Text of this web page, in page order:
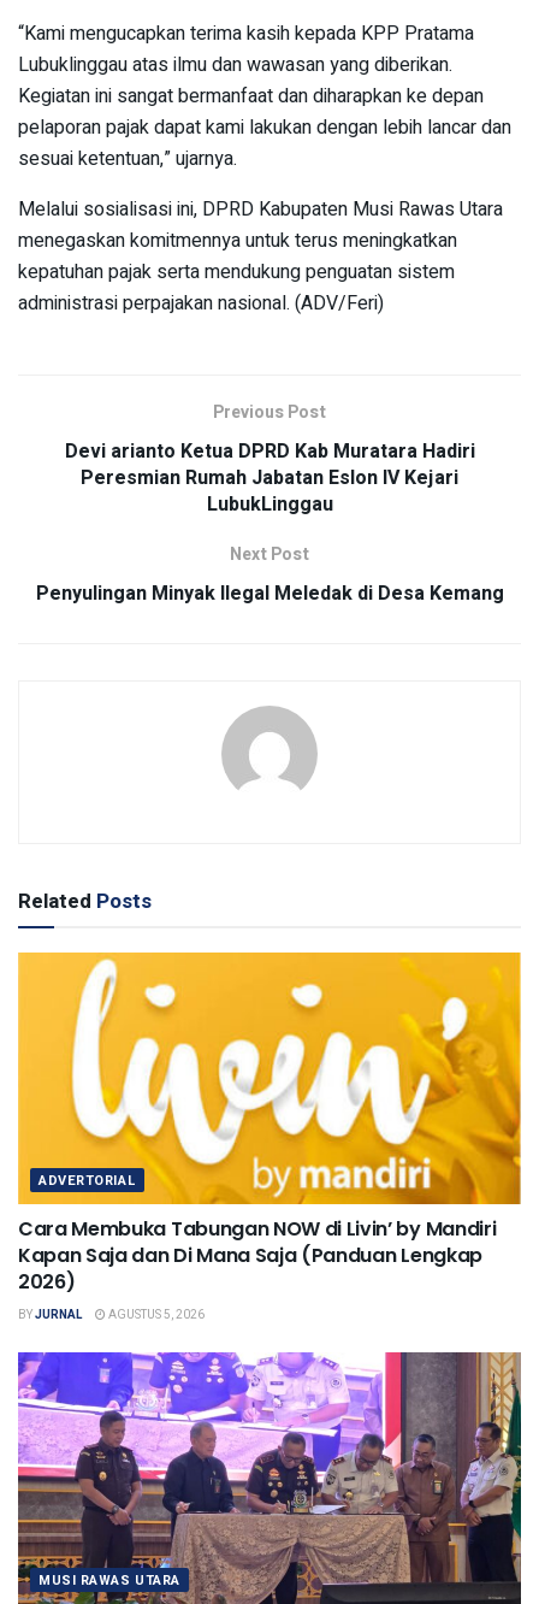
“Kami mengucapkan terima kasih kepada KPP Pratama
Lubuklinggau atas ilmu dan wawasan yang diberikan.
Kegiatan ini sangat bermanfaat dan diharapkan ke depan
pelaporan pajak dapat kami lakukan dengan lebih lancar dan
sesuai ketentuan,” ujarnya.
Melalui sosialisasi ini, DPRD Kabupaten Musi Rawas Utara
menegaskan komitmennya untuk terus meningkatkan
kepatuhan pajak serta mendukung penguatan sistem
administrasi perpajakan nasional. (ADV/Feri)
Previous Post
Devi arianto Ketua DPRD Kab Muratara Hadiri
Peresmian Rumah Jabatan Eslon IV Kejari
LubukLinggau
Next Post
Penyulingan Minyak Ilegal Meledak di Desa Kemang
Related Posts
ADVERTORIAL
Cara Membuka Tabungan NOW di Livin’ by Mandiri
Kapan Saja dan Di Mana Saja (Panduan Lengkap
2026)
BYJURNAL AGUSTUS 5, 2026
MUSI RAWAS UTARA